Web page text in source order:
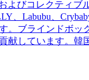
よびコレクティ
、Labubu、
。ブラインドボ
しています。